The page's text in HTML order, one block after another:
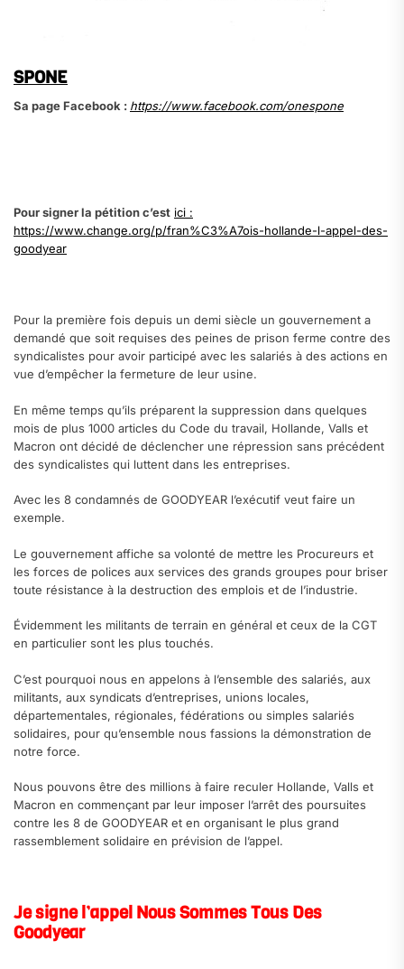
SPONE
Sa page Facebook : https://www.facebook.com/onespone
Pour signer la pétition c’est ici :
https://www.change.org/p/fran%C3%A7ois-hollande-l-appel-des-
goodyear
Pour la première fois depuis un demi siècle un gouvernement a
demandé que soit requises des peines de prison ferme contre des
syndicalistes pour avoir participé avec les salariés à des actions en
vue d’empêcher la fermeture de leur usine.
En même temps qu’ils préparent la suppression dans quelques
mois de plus 1000 articles du Code du travail, Hollande, Valls et
Macron ont décidé de déclencher une répression sans précédent
des syndicalistes qui luttent dans les entreprises.
Avec les 8 condamnés de GOODYEAR l’exécutif veut faire un
exemple.
Le gouvernement affiche sa volonté de mettre les Procureurs et
les forces de polices aux services des grands groupes pour briser
toute résistance à la destruction des emplois et de l’industrie.
Évidemment les militants de terrain en général et ceux de la CGT
en particulier sont les plus touchés.
C’est pourquoi nous en appelons à l’ensemble des salariés, aux
militants, aux syndicats d’entreprises, unions locales,
départementales, régionales, fédérations ou simples salariés
solidaires, pour qu’ensemble nous fassions la démonstration de
notre force.
Nous pouvons être des millions à faire reculer Hollande, Valls et
Macron en commençant par leur imposer l’arrêt des poursuites
contre les 8 de GOODYEAR et en organisant le plus grand
rassemblement solidaire en prévision de l’appel.
Je signe l’appel Nous Sommes Tous Des
Goodyear